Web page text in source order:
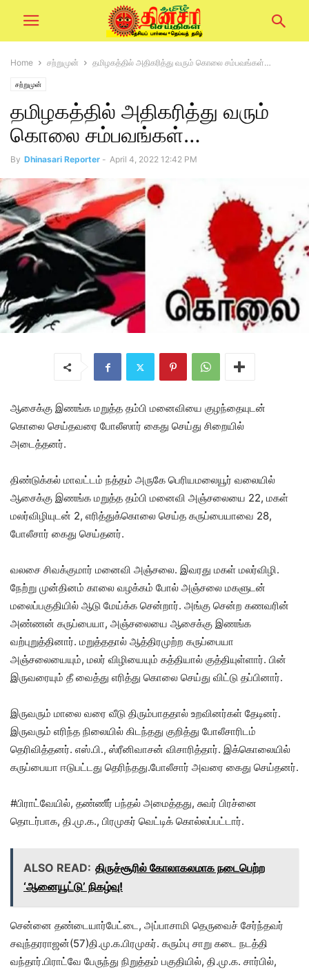
Home சற்றுமுன் தமிழகத்தில் அதிகரித்து வரும் கொலை சம்பவங்கள்…
சற்றுமுன்
தமிழகத்தில் அதிகரித்து வரும்
கொலை சம்பவங்கள்…
By Dhinasari Reporter - April 4, 2022 12:42 PM
ஆசைக்கு இணங்க மறுத்த தம்பி மனைவியை குழந்தையுடன்
கொலை செய்தவரை போலீஸார் கைது செய்து சிறையில்
அடைத்தனர்.
திண்டுக்கல் மாவட்டம் நத்தம் அருகே பெரியமலையூர் வலையில்
ஆசைக்கு இணங்க மறுத்த தம்பி மனைவி அஞ்சலையை 22, மகள்
மலர்விழியுடன் 2, எரித்துக்கொலை செய்த கருப்பையாவை 28,
போலீசார் கைது செய்தனர்.
வலசை சிவக்குமார் மனைவி அஞ்சலை. இவரது மகள் மலர்விழி.
நேற்று முன்தினம் காலை வழக்கம் போல் அஞ்சலை மகளுடன்
மலைப்பகுதியில் ஆடு மேய்க்க சென்றார். அங்கு சென்ற கணவரின்
அண்ணன் கருப்பையா, அஞ்சலையை ஆசைக்கு இணங்க
வற்புறுத்தினார். மறுத்ததால் ஆத்திரமுற்ற கருப்பையா
அஞ்சலையையும், மலர் விழியையும் கத்தியால் குத்தியுள்ளார். பின்
இருவரையும் தீ வைத்து எரித்து கொலை செய்து விட்டு தப்பினார்.
இருவரும் மாலை வரை வீடு திரும்பாததால் உறவினர்கள் தேடினர்.
இருவரும் எரிந்த நிலையில் கிடந்தது குறித்து போலீசாரிடம்
தெரிவித்தனர். எஸ்.பி., ஸ்ரீனிவாசன் விசாரித்தார். இக்கொலையில்
கருப்பையா ஈடுபட்டது தெரிந்தது.போலீசார் அவரை கைது செய்தனர்.
#பிராட்வேயில், தண்ணீர் பந்தல் அமைத்தது, சுவர் பிரச்னை
தொடர்பாக, தி.மு.க., பிரமுகர் வெட்டிக் கொல்லப்பட்டார்.
ALSO READ: திருச்சூரில் கோலாகலமாக நடைபெற்ற
‘ஆனையூட்டு’ நிகழ்வு!
சென்னை தண்டையார்பேட்டை, அப்பாசாமி தெருவைச் சேர்ந்தவர்
சவுந்தரராஜன்(57)தி.மு.க.பிரமுகர். கரும்பு சாறு கடை நடத்தி
வந்தார்.பிராட்வே பேருந்து நிறுத்தம் பகுதியில், தி.மு.க. சார்பில்,